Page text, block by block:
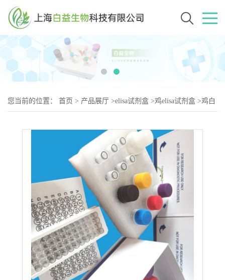
您当前的位置： 首页 > 产品展厅 >elisa试剂盒 >鸡elisa试剂盒 >鸡白